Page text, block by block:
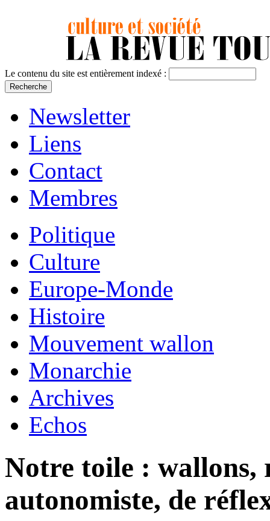
Le contenu du site est entièrement indexé :
Newsletter
Liens
Contact
Membres
Politique
Culture
Europe-Monde
Histoire
Mouvement wallon
Monarchie
Archives
Echos
Notre toile : wallons,
autonomiste, de